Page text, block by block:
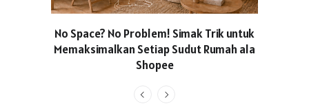
No Space? No Problem! Simak Trik untuk
Memaksimalkan Setiap Sudut Rumah ala
Shopee